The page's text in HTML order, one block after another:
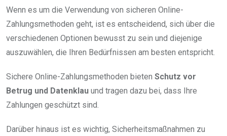
Wenn es um die Verwendung von sicheren Online-
Zahlungsmethoden geht, ist es entscheidend, sich über die
verschiedenen Optionen bewusst zu sein und diejenige
auszuwählen, die Ihren Bedürfnissen am besten entspricht.
Sichere Online-Zahlungsmethoden bieten Schutz vor
Betrug und Datenklau und tragen dazu bei, dass Ihre
Zahlungen geschützt sind.
Darüber hinaus ist es wichtig, Sicherheitsmaßnahmen zu